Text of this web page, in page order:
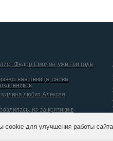
Федор Смолов, уже три года
певица, снова
любит Алексея
из-за критики в
о том, какой он видит
для улучшения работы